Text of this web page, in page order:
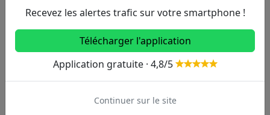
Autres lignes
Metro
1 2 3 3B 4
Recevez les alertes trafic sur votre smartphone !
Télécharger l'application
Application gratuite · 4,8/5
Continuer sur le site